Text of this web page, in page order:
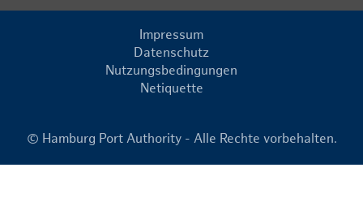
Impressum
Datenschutz
Nutzungsbedingungen
Netiquette
© Hamburg Port Authority - Alle Rechte vorbehalten.